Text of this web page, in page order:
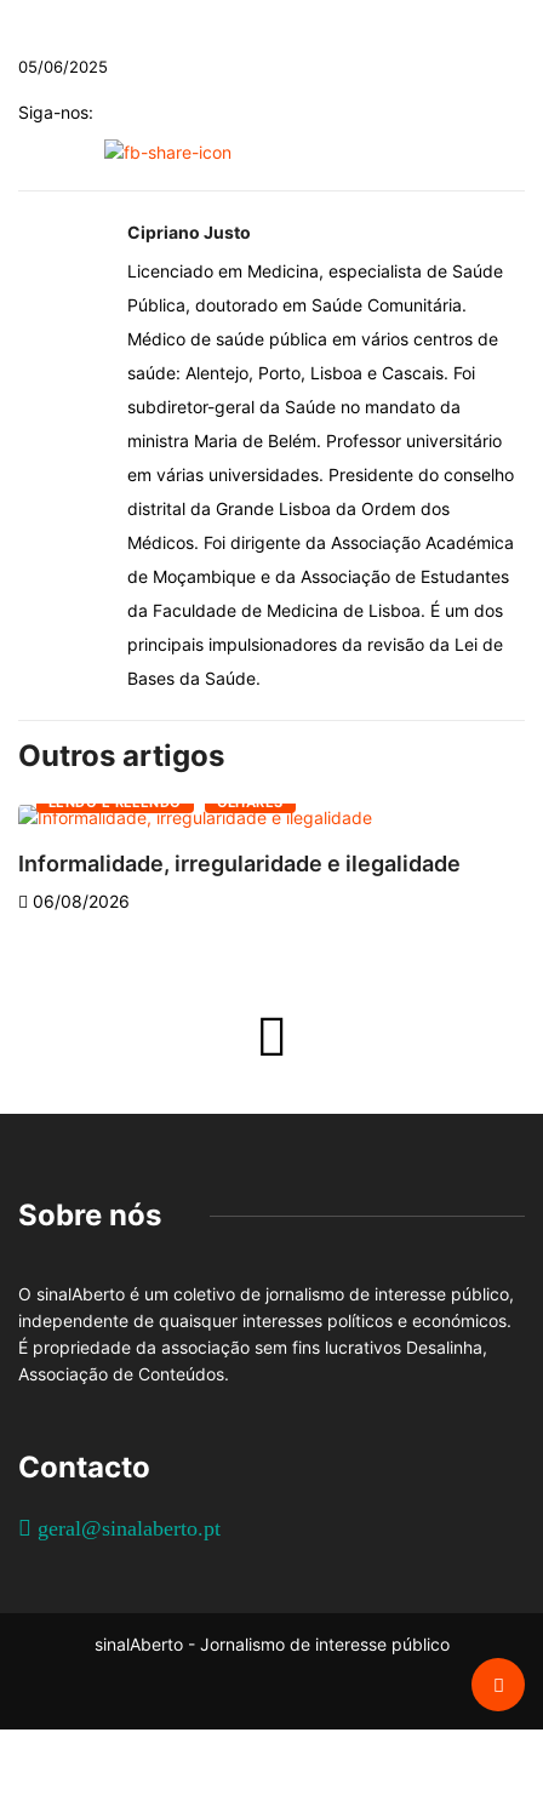
05/06/2025
Siga-nos:
Cipriano Justo
Licenciado em Medicina, especialista de Saúde
Pública, doutorado em Saúde Comunitária.
Médico de saúde pública em vários centros de
saúde: Alentejo, Porto, Lisboa e Cascais. Foi
subdiretor-geral da Saúde no mandato da
ministra Maria de Belém. Professor universitário
em várias universidades. Presidente do conselho
distrital da Grande Lisboa da Ordem dos
Médicos. Foi dirigente da Associação Académica
de Moçambique e da Associação de Estudantes
da Faculdade de Medicina de Lisboa. É um dos
principais impulsionadores da revisão da Lei de
Bases da Saúde.
Outros artigos
LENDO E RELENDO OLHARES
Informalidade, irregularidade e ilegalidade
06/08/2026
Sobre nós
O sinalAberto é um coletivo de jornalismo de interesse público,
independente de quaisquer interesses políticos e económicos.
É propriedade da associação sem fins lucrativos Desalinha,
Associação de Conteúdos.
Contacto
geral@sinalaberto.pt
sinalAberto - Jornalismo de interesse público